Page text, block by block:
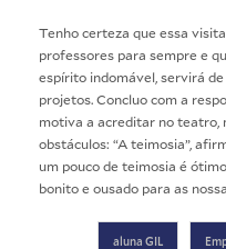
Tenho certeza que essa
professores para sempre e
espírito indomável, servirá
projetos. Concluo com a
motiva a acreditar no teatro,
obstáculos: “A teimosia”,
um pouco de teimosia é
bonito e ousado para as
aluna GIL